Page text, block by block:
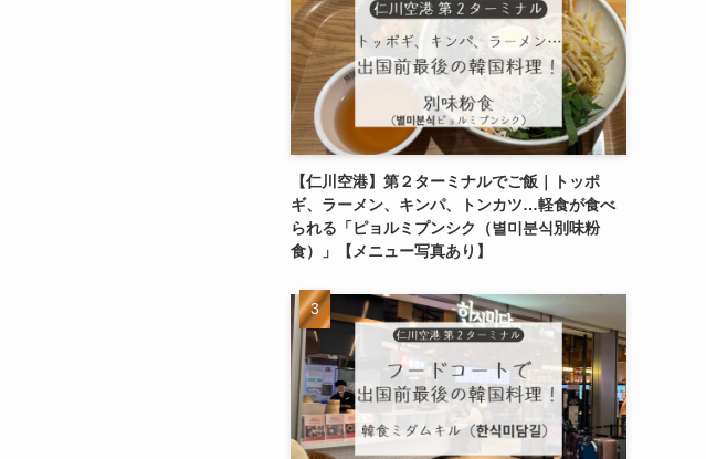
【仁川空港】第２ターミナルでご飯｜トッポ
ギ、ラーメン、キンパ、トンカツ…軽食が食べ
られる「ピョルミプンシク（별미분식別味粉
食）」【メニュー写真あり】